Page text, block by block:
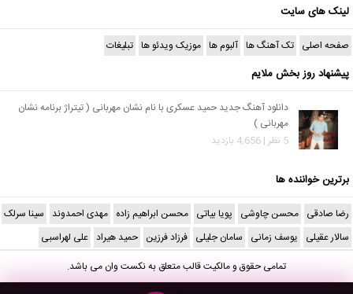
لینک های سایت
صفحه اصلی تک آهنگ ها آلبوم ها موزیک ویدئو ها تبلیغات
پیشنهاد روز بخش ملایم
دانلود آهنگ جدید حمید عسکری با نام نشان مهربانی ( تیتراژ برنامه نشان
مهربانی )
5 نظر | 4,656 بازدید
برترین خواننده ها
رضا صادقی محسن چاوشی پویا بیاتی محسن ابراهیم زاده مهدی احمدوند سینا سرلک
سالار عقیلی یوسف زمانی سامان جلیلی فرزاد فرزین حمید هیراد علی لهراسبی
تمامی حقوق و مالکیت قالب متعلق بهنکست وانمی باشد.